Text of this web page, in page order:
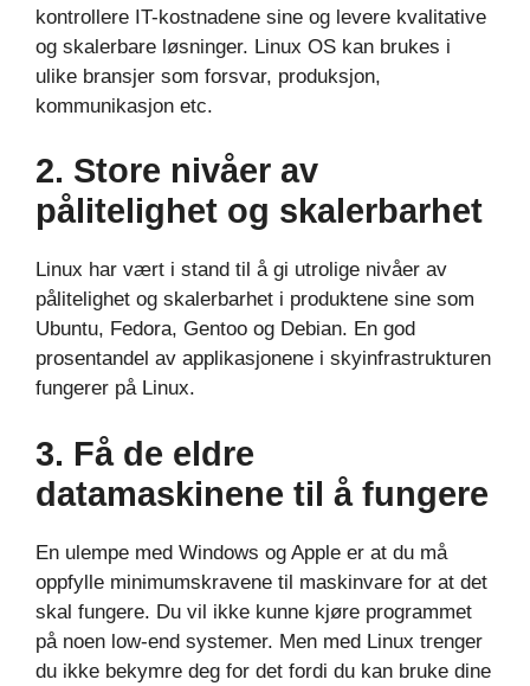
kontrollere IT-kostnadene sine og levere kvalitative
og skalerbare løsninger. Linux OS kan brukes i
ulike bransjer som forsvar, produksjon,
kommunikasjon etc.
2. Store nivåer av
pålitelighet og skalerbarhet
Linux har vært i stand til å gi utrolige nivåer av
pålitelighet og skalerbarhet i produktene sine som
Ubuntu, Fedora, Gentoo og Debian. En god
prosentandel av applikasjonene i skyinfrastrukturen
fungerer på Linux.
3. Få de eldre
datamaskinene til å fungere
En ulempe med Windows og Apple er at du må
oppfylle minimumskravene til maskinvare for at det
skal fungere. Du vil ikke kunne kjøre programmet
på noen low-end systemer. Men med Linux trenger
du ikke bekymre deg for det fordi du kan bruke dine